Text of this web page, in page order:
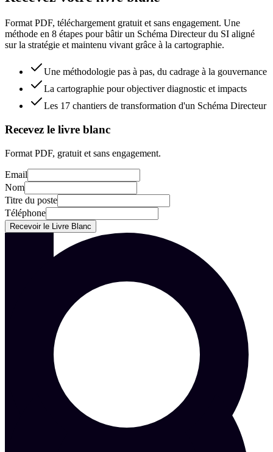
Format PDF, téléchargement gratuit et sans engagement. Une
méthode en 8 étapes pour bâtir un Schéma Directeur du SI aligné
sur la stratégie et maintenu vivant grâce à la cartographie.
Une méthodologie pas à pas, du cadrage à la gouvernance
La cartographie pour objectiver diagnostic et impacts
Les 17 chantiers de transformation d'un Schéma Directeur
Recevez le livre blanc
Format PDF, gratuit et sans engagement.
Email
Nom
Titre du poste
Téléphone
Recevoir le Livre Blanc